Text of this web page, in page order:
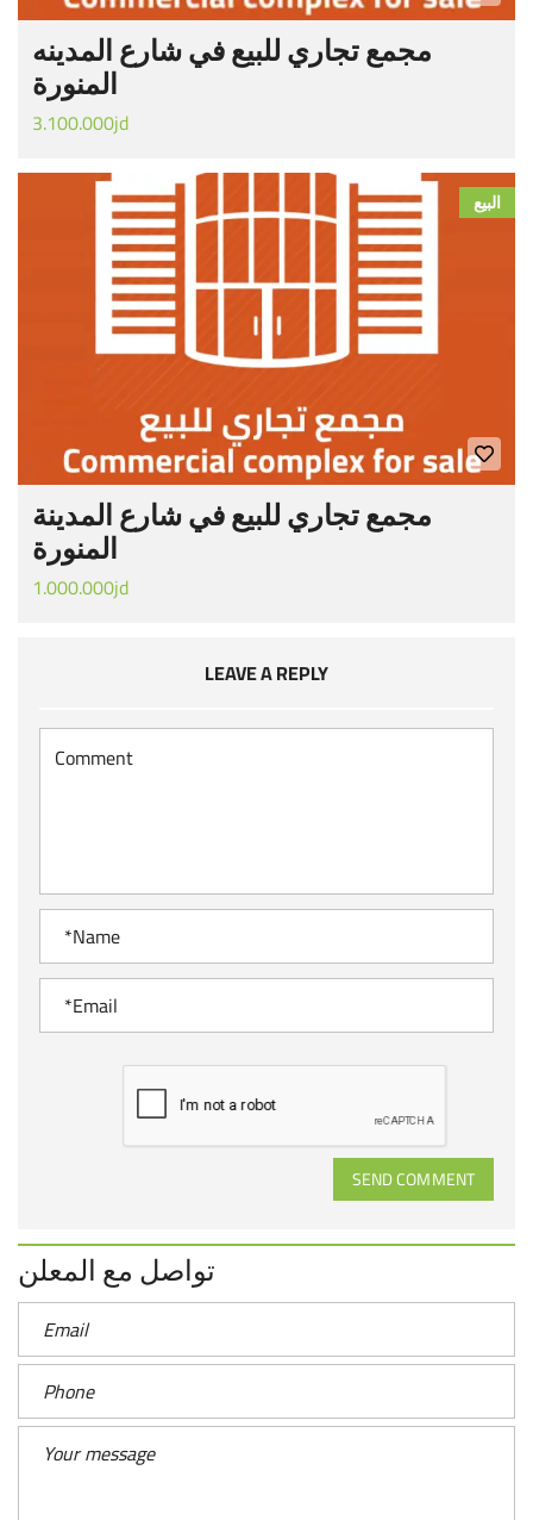
مجمع تجاري للبيع في شارع المدينه
المنورة
3.100.000jd
البيع
مجمع تجاري للبيع في شارع المدينة
المنورة
1.000.000jd
LEAVE A REPLY
SEND COMMENT
تواصل مع المعلن